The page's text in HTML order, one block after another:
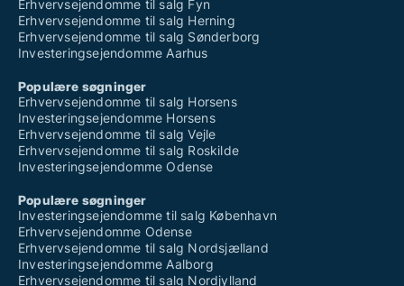
Erhvervsejendomme til salg Fyn
Erhvervsejendomme til salg Herning
Erhvervsejendomme til salg Sønderborg
Investeringsejendomme Aarhus
Populære søgninger
Erhvervsejendomme til salg Horsens
Investeringsejendomme Horsens
Erhvervsejendomme til salg Vejle
Erhvervsejendomme til salg Roskilde
Investeringsejendomme Odense
Populære søgninger
Investeringsejendomme til salg København
Erhvervsejendomme Odense
Erhvervsejendomme til salg Nordsjælland
Investeringsejendomme Aalborg
Erhvervsejendomme til salg Nordjylland